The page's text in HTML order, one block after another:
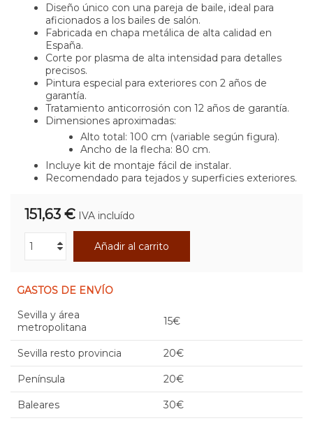
Diseño único con una pareja de baile, ideal para
aficionados a los bailes de salón.
Fabricada en chapa metálica de alta calidad en
España.
Corte por plasma de alta intensidad para detalles
precisos.
Pintura especial para exteriores con 2 años de
garantía.
Tratamiento anticorrosión con 12 años de garantía.
Dimensiones aproximadas:
Alto total: 100 cm (variable según figura).
Ancho de la flecha: 80 cm.
Incluye kit de montaje fácil de instalar.
Recomendado para tejados y superficies exteriores.
151,63 € IVA incluído
Añadir al carrito
GASTOS DE ENVÍO
Sevilla y área
metropolitana
15€
Sevilla resto provincia 20€
Península 20€
Baleares 30€